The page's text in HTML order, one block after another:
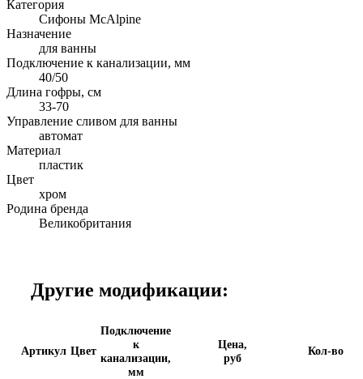
Категория
Сифоны McAlpine
Назначение
для ванны
Подключение к канализации, мм
40/50
Длина гофры, см
33-70
Управление сливом для ванны
автомат
Материал
пластик
Цвет
хром
Родина бренда
Великобритания
Другие модификации:
Артикул Цвет
Подключение
к
канализации,
мм
Цена,
руб
Кол-во